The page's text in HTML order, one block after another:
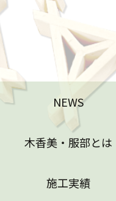
木香美・服
施工実績
技巧紹介
特定商
NEWS
木香美・服部とは
施工実績